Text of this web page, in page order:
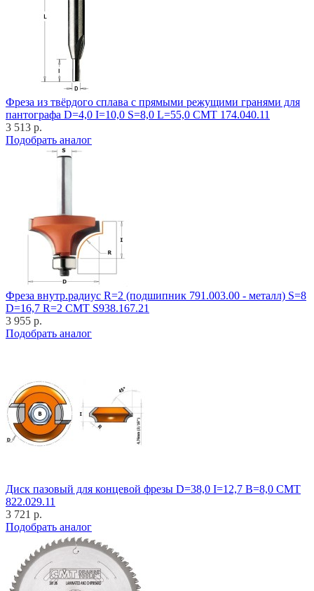
Фреза из твёрдого сплава с прямыми режущими гранями для
пантографа D=4,0 I=10,0 S=8,0 L=55,0 CMT 174.040.11
3 513 р.
Подобрать аналог
Фреза внутр.радиус R=2 (подшипник 791.003.00 - металл) S=8
D=16,7 R=2 CMT S938.167.21
3 955 р.
Подобрать аналог
Диск пазовый для концевой фрезы D=38,0 I=12,7 B=8,0 CMT
822.029.11
3 721 р.
Подобрать аналог